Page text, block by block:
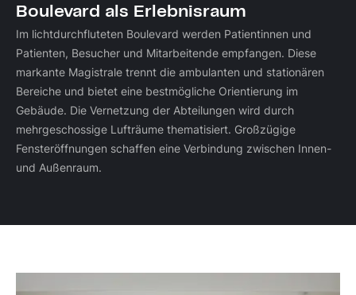
Boulevard als Erlebnisraum
Im lichtdurchfluteten Boulevard werden Patientinnen und
Patienten, Besucher und Mitarbeitende empfangen. Diese
markante Magistrale trennt die ambulanten und stationären
Bereiche und bietet eine bestmögliche Orientierung im
Gebäude. Die Vernetzung der Abteilungen wird durch
mehrgeschossige Lufträume thematisiert. Großzügige
Fensteröffnungen schaffen eine Verbindung zwischen Innen-
und Außenraum.